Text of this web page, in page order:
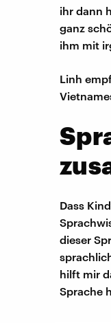
ihr dann
ganz
ihm mit
Linh
Dass
dieser
hilft mir
Sprache